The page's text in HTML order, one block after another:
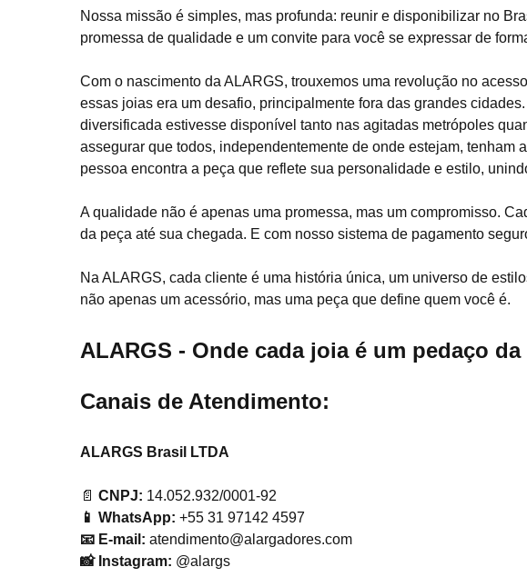
Nossa missão é simples, mas profunda: reunir e disponibilizar no
promessa de qualidade e um convite para você se expressar de
Com o nascimento da ALARGS, trouxemos uma revolução no
essas joias era um desafio, principalmente fora das grandes
diversificada estivesse disponível tanto nas agitadas metrópoles
assegurar que todos, independentemente de onde estejam,
pessoa encontra a peça que reflete sua personalidade e estilo,
A qualidade não é apenas uma promessa, mas um compromisso.
da peça até sua chegada. E com nosso sistema de pagamento
Na ALARGS, cada cliente é uma história única, um universo de
não apenas um acessório, mas uma peça que define quem você é.
ALARGS - Onde cada joia é um pedaço
Canais de Atendimento:
ALARGS Brasil LTDA
📄 CNPJ: 14.052.932/0001-92
📱 WhatsApp: +55 31 97142 4597
📧 E-mail: atendimento@alargadores.com
📸 Instagram: @alargs